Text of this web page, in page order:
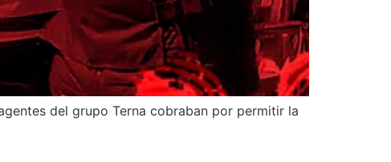
del grupo Terna cobraban por permitir la